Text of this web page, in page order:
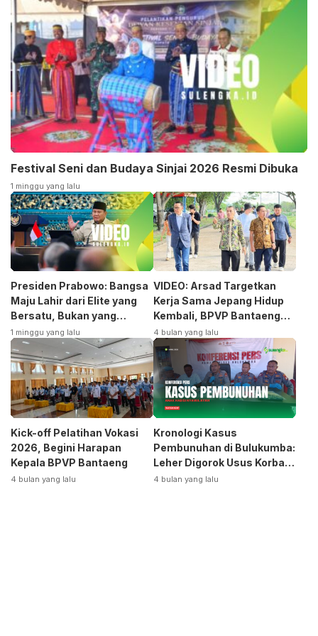
Festival Seni dan Budaya Sinjai 2026 Resmi Dibuka
1 minggu yang lalu
Presiden Prabowo: Bangsa
Maju Lahir dari Elite yang
Bersatu, Bukan yang
Terpecah
1 minggu yang lalu
VIDEO: Arsad Targetkan
Kerja Sama Jepang Hidup
Kembali, BPVP Bantaeng
Siap Bangkitkan Jurusan
Otomotif
4 bulan yang lalu
Kick-off Pelatihan Vokasi
2026, Begini Harapan
Kepala BPVP Bantaeng
4 bulan yang lalu
Kronologi Kasus
Pembunuhan di Bulukumba:
Leher Digorok Usus Korban
Dikeluarkan
4 bulan yang lalu